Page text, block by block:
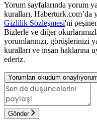
Yorum sayfalarında yorum
kuralları, Haberturk.com’da
Gizlilik Sözleşmesi'ni
Bizlerle ve diğer
yorumlarınızı, görüşlerinizi
kuralları ve insan haklarına
ederiz.
Yorumları okudum
Gönder